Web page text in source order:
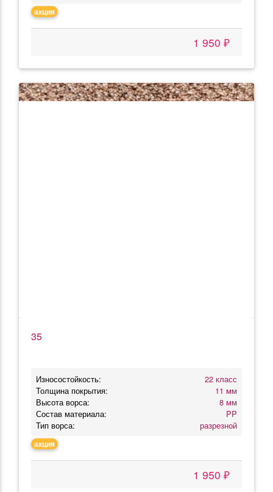
акция
1 950 ₽
35
Износостойкость:
22 класс
Толщина покрытия:
11 мм
Высота ворса:
8 мм
Состав материала:
PP
Тип ворса:
разрезной
акция
1 950 ₽